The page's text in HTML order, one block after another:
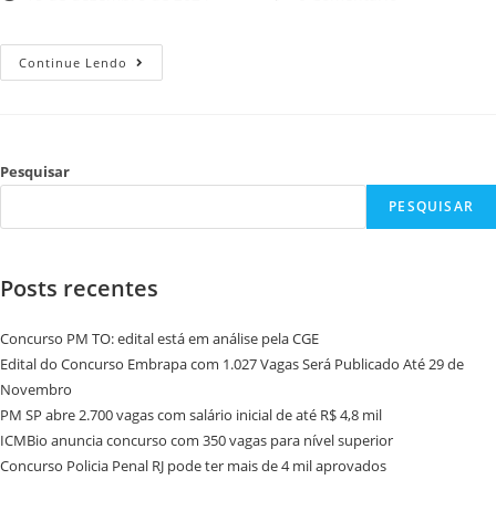
Continue Lendo
Pesquisar
PESQUISAR
Posts recentes
Concurso PM TO: edital está em análise pela CGE
Edital do Concurso Embrapa com 1.027 Vagas Será Publicado Até 29 de
Novembro
PM SP abre 2.700 vagas com salário inicial de até R$ 4,8 mil
ICMBio anuncia concurso com 350 vagas para nível superior
Concurso Policia Penal RJ pode ter mais de 4 mil aprovados